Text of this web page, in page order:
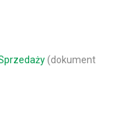
(dokument